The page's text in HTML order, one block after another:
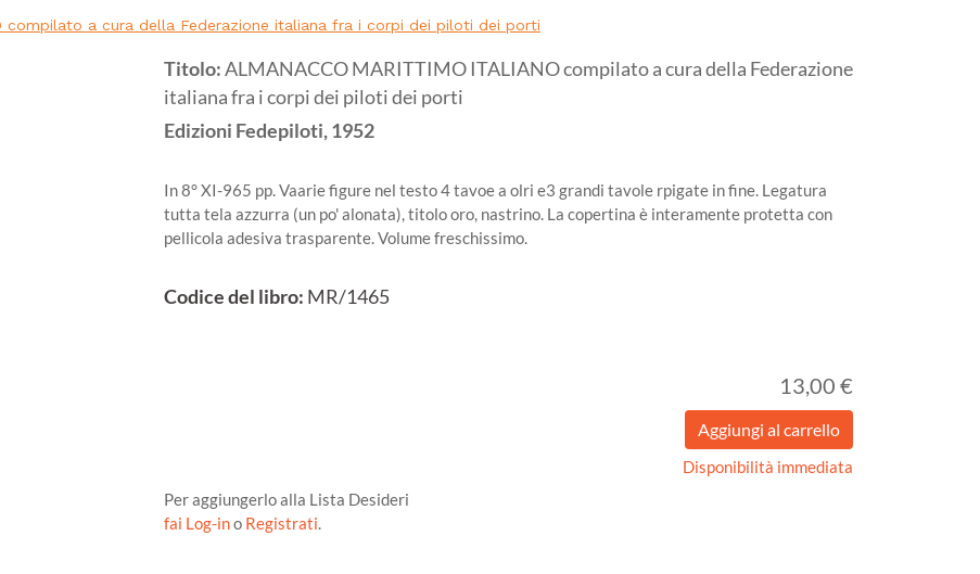
compilato a cura della Federazione italiana fra i corpi dei piloti dei porti
Titolo:ALMANACCO MARITTIMO ITALIANO compilato a cura della Federazione
italiana fra i corpi dei piloti dei porti
Edizioni Fedepiloti,1952
In 8° XI-965 pp. Vaarie figure nel testo 4 tavoe a olri e3 grandi tavole rpigate in fine. Legatura
tutta tela azzurra (un po' alonata), titolo oro, nastrino. La copertina è interamente protetta con
pellicola adesiva trasparente. Volume freschissimo.
Codice del libro: MR/1465
13,00 €
Disponibilità immediata
Per aggiungerlo alla Lista Desideri
fai Log-ino Registrati.